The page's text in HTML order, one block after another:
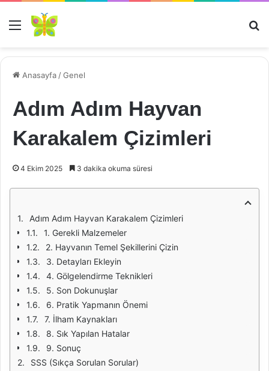
Menü
Anasayfa /Genel
Adım Adım Hayvan
Karakalem Çizimleri
4 Ekim 2025 3 dakika okuma süresi
Adım Adım Hayvan Karakalem Çizimleri
1. Gerekli Malzemeler
2. Hayvanın Temel Şekillerini Çizin
3. Detayları Ekleyin
4. Gölgelendirme Teknikleri
5. Son Dokunuşlar
6. Pratik Yapmanın Önemi
7. İlham Kaynakları
8. Sık Yapılan Hatalar
9. Sonuç
SSS (Sıkça Sorulan Sorular)